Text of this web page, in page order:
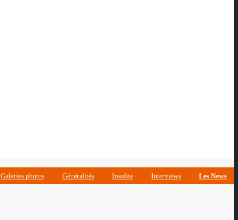
Galeries photos Généralités Insolite Interviews Les News